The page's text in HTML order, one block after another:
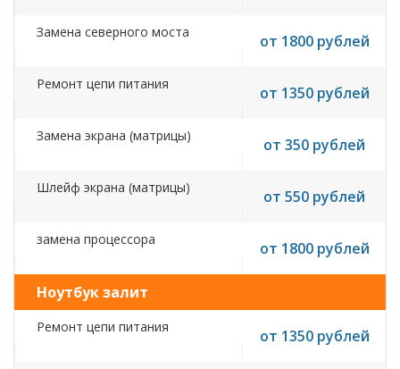
Замена северного моста от 1800 рублей
Ремонт цепи питания от 1350 рублей
Замена экрана (матрицы) от 350 рублей
Шлейф экрана (матрицы) от 550 рублей
замена процессора от 1800 рублей
Ноутбук залит
Ремонт цепи питания от 1350 рублей